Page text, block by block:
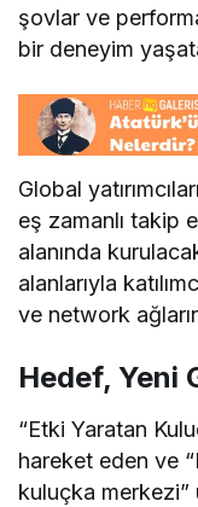
şovlar ve
bir deneyim
Global
eş zamanlı takip
alanında
alanlarıyla
ve network
Hedef, Yeni
“Etki Yaratan
hareket eden ve
kuluçka merkezi”